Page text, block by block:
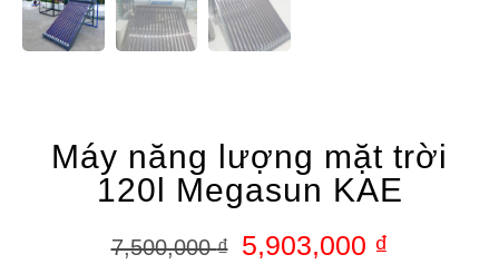
Máy năng lượng mặt trời
120l Megasun KAE
7,500,000₫ 5,903,000 ₫